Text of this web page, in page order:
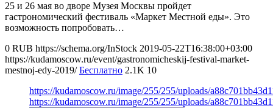
25 и 26 мая во дворе Музея Москвы пройдет
гастрономический фестиваль «Маркет Местной еды». Это
возможность попробовать…
0 RUB https://schema.org/InStock 2019-05-22T16:38:00+03:00
https://kudamoscow.ru/event/gastronomicheskij-festival-market-
mestnoj-edy-2019/ Бесплатно 2.1K 10
https://kudamoscow.ru/image/255/255/uploads/
https://kudamoscow.ru/image/255/255/uploads/